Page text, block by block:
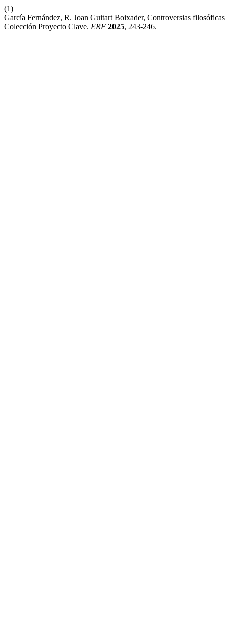
(1)
García Fernández, R. Joan Guitart Boixader, Controversias
Colección Proyecto Clave. ERF 2025, 243-246.